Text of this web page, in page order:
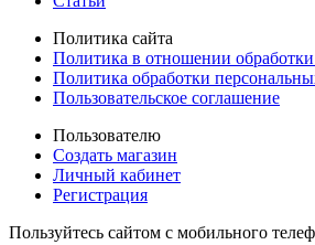
Политика сайта
Политика в отношении
Политика обработки
Пользовательское соглашение
Пользователю
Создать магазин
Личный кабинет
Регистрация
Пользуйтесь сайтом с мобильного